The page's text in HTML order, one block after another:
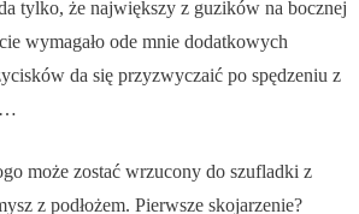
tylko, że największy z guzików na bocznej
wymagało ode mnie dodatkowych
da się przyzwyczaić po spędzeniu z
może zostać wrzucony do szufladki z
z podłożem. Pierwsze skojarzenie?